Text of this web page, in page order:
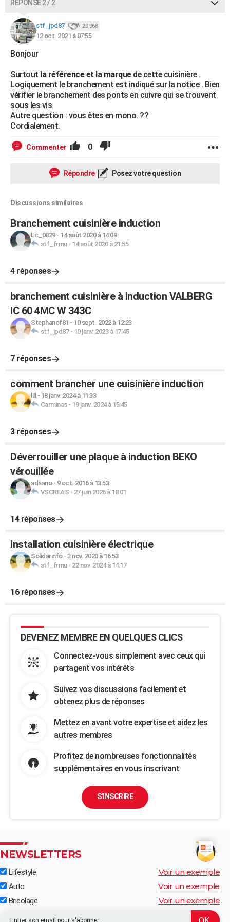
RÉPONSE 2 / 2
stf_jpd87 29 968
12 oct. 2021 à 07:55
Bonjour
Surtout la référence et la marquede cette cuisinière .
Logiquement le branchement est indiqué sur la notice . Bien
vérifier le branchement des ponts en cuivre qui se trouvent
sous les vis.
Autre question : vous êtes en mono. ??
Cordialement.
Commenter 0
Répondre Posez votre question
Discussions similaires
Branchement cuisinière induction
Lc_0829- 14 août 2020 à 14:09
stf_frmu- 14 août 2020 à 21:55
4 réponses
branchement cuisinière à induction VALBERG
IC 60 4MC W 343C
Stephanof81 - 10 sept. 2022 à 12:23
stf_jpd87- 10 janv. 2023 à 17:45
7 réponses
comment brancher une cuisinière induction
lili- 18 janv. 2024 à 11:33
Carminas- 19 janv. 2024 à 15:45
3 réponses
Déverrouiller une plaque à induction BEKO
vérouillée
adsano- 9 oct. 2016 à 13:53
VSCREAS - 27 juin 2026 à 18:01
14 réponses
Installation cuisinière électrique
Solidarinfo- 3 nov. 2020 à 16:53
stf_frmu- 22 nov. 2024 à 14:17
16 réponses
DEVENEZ MEMBRE EN QUELQUES CLICS
Connectez-vous simplement avec ceux qui
partagent vos intérêts
Suivez vos discussions facilement et
obtenez plus de réponses
Mettez en avant votre expertise et aidez les
autres membres
Profitez de nombreuses fonctionnalités
supplémentaires en vous inscrivant
S'INSCRIRE
NEWSLETTERS
Lifestyle Voir un exemple
Auto Voir un exemple
Bricolage Voir un exemple